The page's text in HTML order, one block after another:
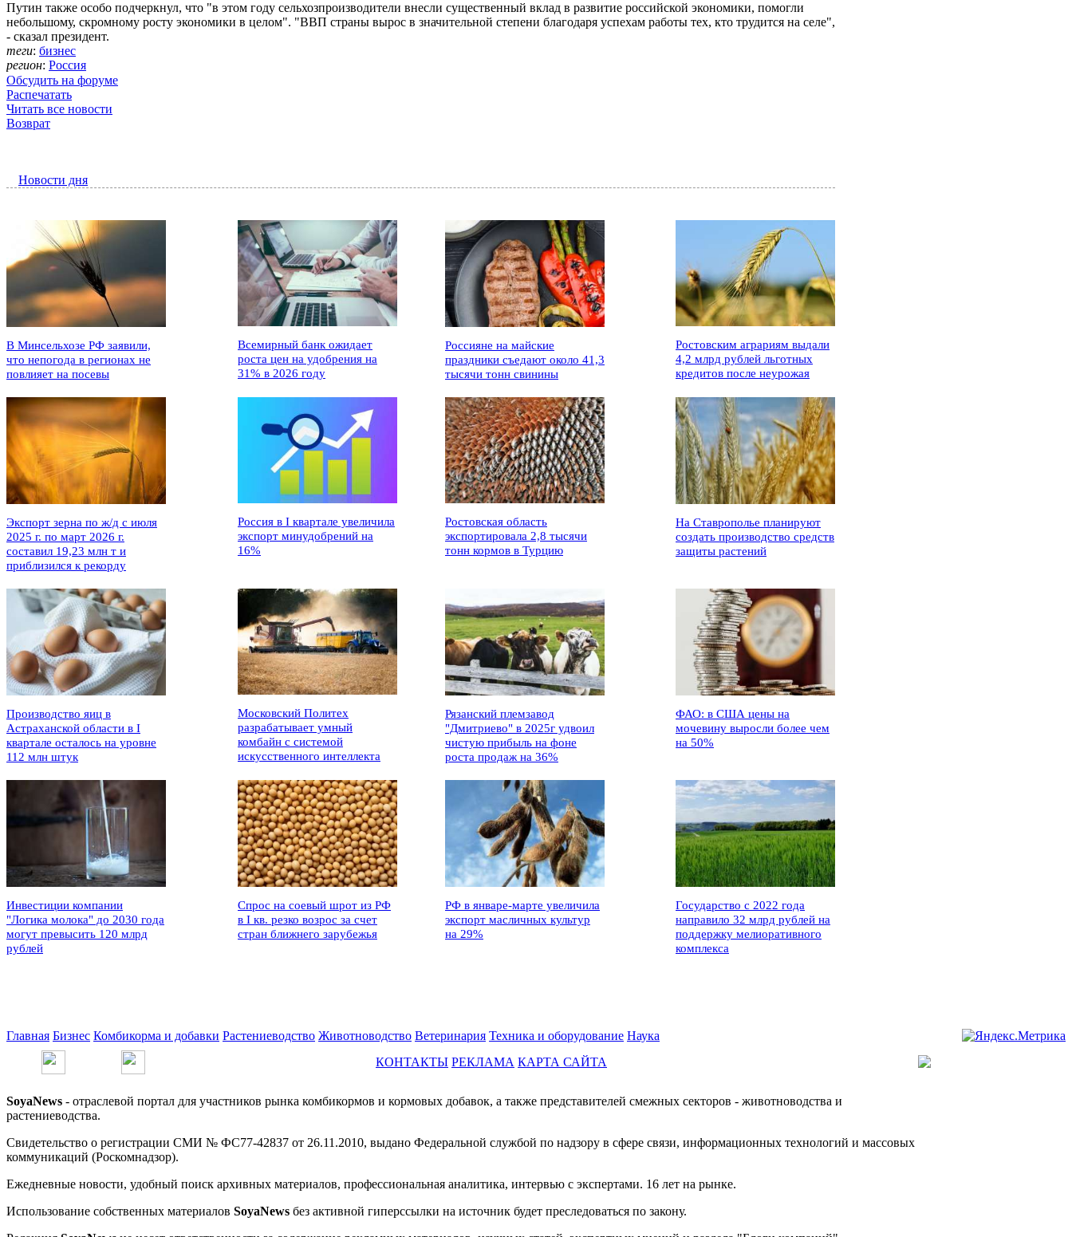
Путин также особо подчеркнул, что "в этом году сельхозпроизводители внесли существенный вклад в развитие российской экономики, помогли
небольшому, скромному росту экономики в целом". "ВВП страны вырос в значительной степени благодаря успехам работы тех, кто трудится на селе",
- сказал президент.
теги: бизнес
регион: Россия
Обсудить на форуме
Распечатать
Читать все новости
Возврат
Новости дня
В Минсельхозе РФ заявили,
что непогода в регионах не
повлияет на посевы
Всемирный банк ожидает
роста цен на удобрения на
31% в 2026 году
Россияне на майские
праздники съедают около 41,3
тысячи тонн свинины
Ростовским аграриям выдали
4,2 млрд рублей льготных
кредитов после неурожая
Экспорт зерна по ж/д с июля
2025 г. по март 2026 г.
составил 19,23 млн т и
приблизился к рекорду
Россия в I квартале увеличила
экспорт минудобрений на
16%
Ростовская область
экспортировала 2,8 тысячи
тонн кормов в Турцию
На Ставрополье планируют
создать производство средств
защиты растений
Производство яиц в
Астраханской области в I
квартале осталось на уровне
112 млн штук
Московский Политех
разрабатывает умный
комбайн с системой
искусственного интеллекта
Рязанский племзавод
"Дмитриево" в 2025г удвоил
чистую прибыль на фоне
роста продаж на 36%
ФАО: в США цены на
мочевину выросли более чем
на 50%
Инвестиции компании
"Логика молока" до 2030 года
могут превысить 120 млрд
рублей
Спрос на соевый шрот из РФ
в I кв. резко возрос за счет
стран ближнего зарубежья
РФ в январе-марте увеличила
экспорт масличных культур
на 29%
Государство с 2022 года
направило 32 млрд рублей на
поддержку мелиоративного
комплекса
Главная Бизнес Комбикорма и добавки Растениеводство Животноводство Ветеринария Техника и оборудование Наука
КОНТАКТЫ РЕКЛАМА КАРТА САЙТА
SoyaNews - отраслевой портал для участников рынка комбикормов и кормовых добавок, а также представителей смежных секторов - животноводства и
растениеводства.
Свидетельство о регистрации СМИ № ФС77-42837 от 26.11.2010, выдано Федеральной службой по надзору в сфере связи, информационных технологий и массовых
коммуникаций (Роскомнадзор).
Ежедневные новости, удобный поиск архивных материалов, профессиональная аналитика, интервью с экспертами. 16 лет на рынке.
Использование собственных материалов SoyaNews без активной гиперссылки на источник будет преследоваться по закону.